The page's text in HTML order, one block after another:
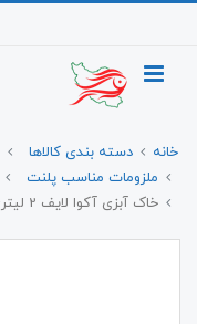
خانه دسته بندی کالاها
ملزومات مناسب پلنت
خاک آبزی آکوا لایف 2 لیتری AQUA SOIL